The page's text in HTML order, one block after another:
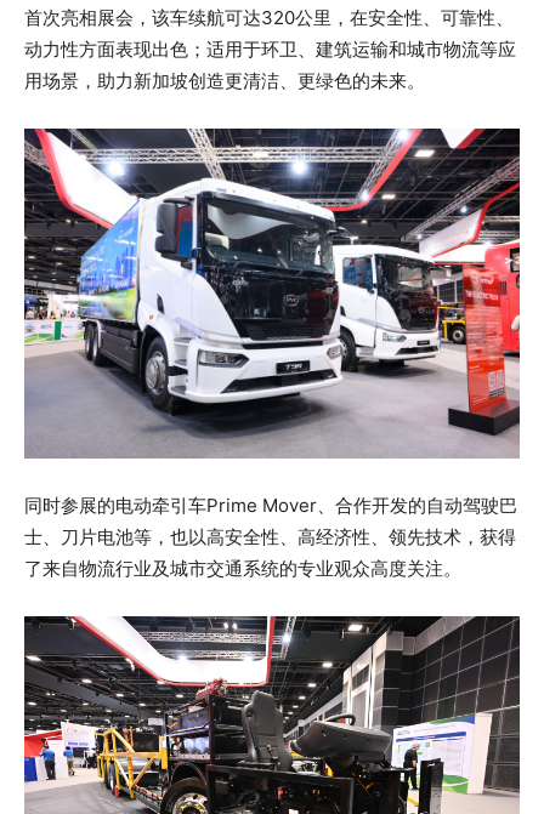
首次亮相展会，该车续航可达320公里，在安全性、可靠性、
动力性方面表现出色；适用于环卫、建筑运输和城市物流等应
用场景，助力新加坡创造更清洁、更绿色的未来。
同时参展的电动牵引车Prime Mover、合作开发的自动驾驶巴
士、刀片电池等，也以高安全性、高经济性、领先技术，获得
了来自物流行业及城市交通系统的专业观众高度关注。